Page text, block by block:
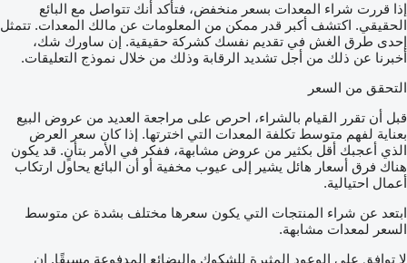
إذا قررت شراء المعدات بسعر منخفض، فتأكد أنك تتواصل مع البائع
الحقيقي. اكتشف أكبر قدر ممكن من المعلومات عن مالك المعدات. تتمثل
إحدى طرق الغش في تقديم نفسك كشركة حقيقية. إن ساورك شك،
أخبرنا عن ذلك من أجل تشديد الرقابة وذلك من خلال نموذج التعليقات.
التحقق من السعر
قبل أن تقرر القيام بالشراء، احرص على مراجعة العديد من عروض البيع
بعناية لفهم متوسط تكلفة المعدات التي اخترتها. إذا كان سعر العرض
الذي أعجبك أقل بكثير من عروض مشابهة، ففكر في الأمر بتأنٍ. قد يكون
هناك فرق أسعار هائل يشير إلى عيوب مخفية أو أن البائع يحاول ارتكاب
أعمال احتيالية.
ابتعد عن شراء المنتجات التي يكون سعرها مختلف بشدة عن متوسط
السعر لمعدات مشابهة.
لا توافق على الوعود المثيرة للشكوك والبضائع المدفوعة مسبقًا. إن